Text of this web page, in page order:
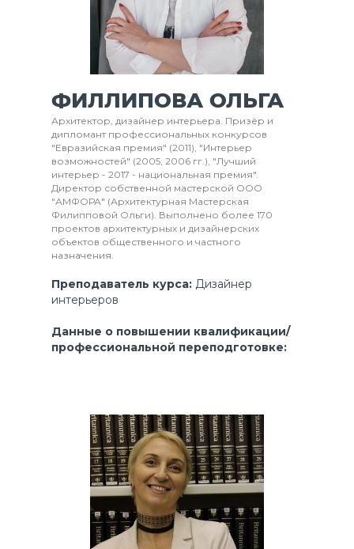
ФИЛЛИПОВА ОЛЬГА
Архитектор, дизайнер интерьера. Призёр и
дипломант профессиональных конкурсов
"Евразийская премия" (2011), "Интерьер
возможностей" (2005, 2006 гг.), "Лучший
интерьер - 2017 - национальная премия".
Директор собственной мастерской ООО
"АМФОРА" (Архитектурная Мастерская
Филипповой Ольги). Выполнено более 170
проектов архитектурных и дизайнерских
объектов общественного и частного
назначения.
Преподаватель курса: Дизайнер
интерьеров
Данные о повышении квалификации/
профессиональной переподготовке: